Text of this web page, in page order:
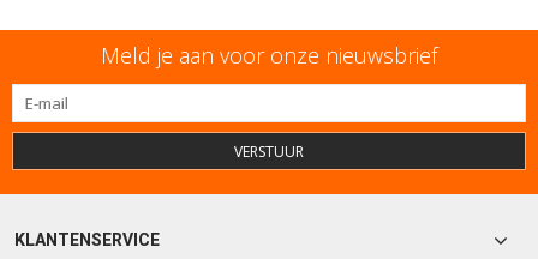
Meld je aan voor onze nieuwsbrief
VERSTUUR
KLANTENSERVICE